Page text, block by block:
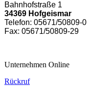
Bahnhofstraße 1
34369 Hofgeismar
Telefon: 05671/50809-0
Fax: 05671/50809-29
Unternehmen Online
Rückruf